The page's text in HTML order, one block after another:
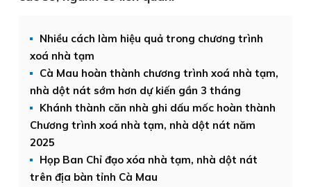
Nhiều cách làm hiệu quả trong chương trình
xoá nhà tạm
Cà Mau hoàn thành chương trình xoá nhà tạm,
nhà dột nát sớm hơn dự kiến gần 3 tháng
Khánh thành căn nhà ghi dấu mốc hoàn thành
Chương trình xoá nhà tạm, nhà dột nát năm
2025
Họp Ban Chỉ đạo xóa nhà tạm, nhà dột nát
trên địa bàn tỉnh Cà Mau